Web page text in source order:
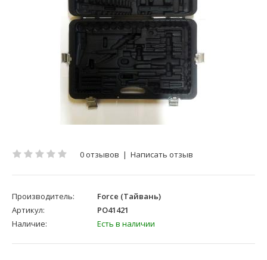
0 отзывов | Написать отзыв
Производитель:
Force (Тайвань)
Артикул:
PO41421
Наличие:
Есть в наличии